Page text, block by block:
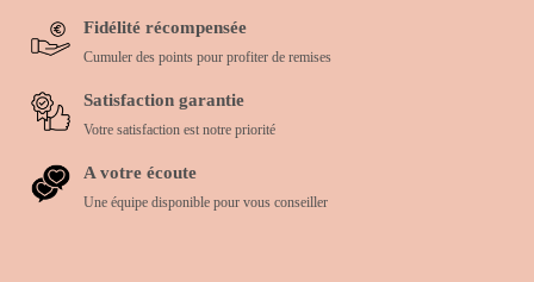
Fidélité récompensée
Cumuler des points pour profiter de remises
Satisfaction garantie
Votre satisfaction est notre priorité
A votre écoute
Une équipe disponible pour vous conseiller